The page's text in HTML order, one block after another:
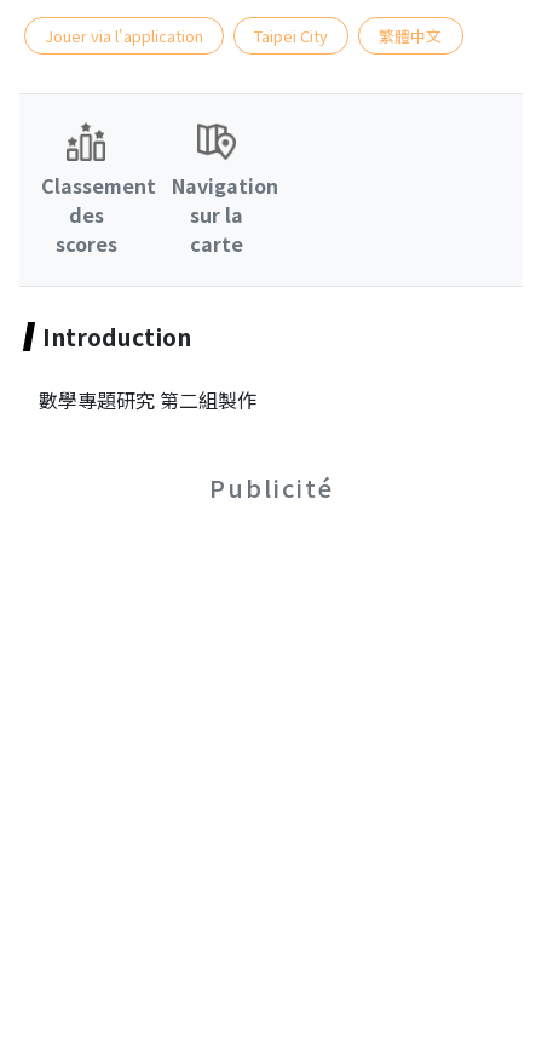
Jouer via l'application Taipei City 繁體中文
Classement
des
scores
Navigation
sur la
carte
Introduction
數學專題研究 第二組製作
Publicité